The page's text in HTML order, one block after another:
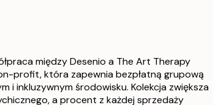
między Desenio a The Art Therapy
profit, która zapewnia bezpłatną grupową
i inkluzywnym środowisku. Kolekcja zwiększa
a procent z każdej sprzedaży